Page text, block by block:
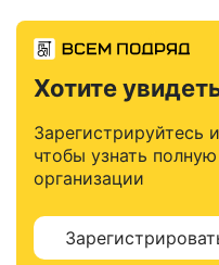
Хотите
Зарегистрируйтесь
чтобы узнать
организации